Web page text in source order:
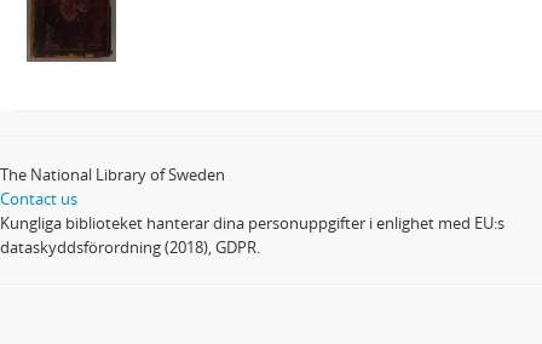
The National Library of Sweden
Contact us
Kungliga biblioteket hanterar dina personuppgifter i enlighet med EU:s
dataskyddsförordning (2018), GDPR.